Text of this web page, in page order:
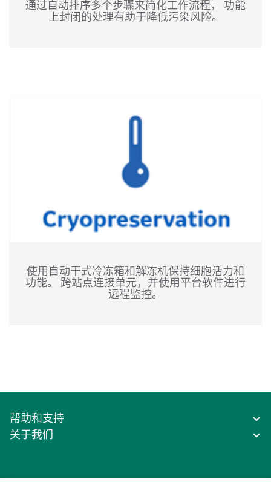
通过自动排序多个步骤来简化工作流程， 功能
上封闭的处理有助于降低污染风险。
使用自动干式冷冻箱和解冻机保持细胞活力和
功能。 跨站点连接单元，并使用平台软件进行
远程监控。
帮助和支持
关于我们